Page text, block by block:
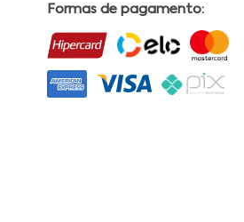
Formas de pagamento: